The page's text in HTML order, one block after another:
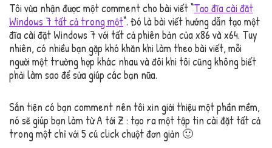
Tôi vừa nhận được một comment cho bài viết “Tạo đĩa cài đặt
Windows 7 tất cả trong một“. Đó là bài viết hướng dẫn tạo một
đĩa cài đặt Windows 7 với tất cả phiên bản của x86 và x64. Tuy
nhiên, có nhiều bạn gặp khó khăn khi làm theo bài viết, mỗi
người một trường hợp khác nhau và đôi khi tôi cũng không biết
phải làm sao để sửa giúp các bạn nữa.
Sắn tiện có bạn comment nên tôi xin giới thiệu một phần mềm,
nó sẽ giúp bạn làm từ A tới Z : tạo ra một tập tin cài đặt tất cả
trong một chỉ với 5 cú click chuột đơn giản 🙂